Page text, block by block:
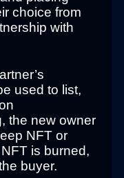
choice from
with
used to list,
the new owner
NFT or
is burned,
buyer.